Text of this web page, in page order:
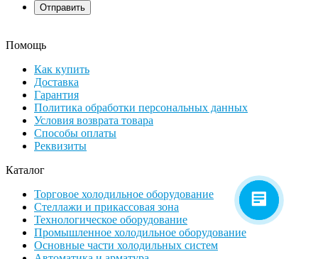
Помощь
Как купить
Доставка
Гарантия
Политика обработки персональных данных
Условия возврата товара
Способы оплаты
Реквизиты
Каталог
Торговое холодильное оборудование
Стеллажи и прикассовая зона
Технологическое оборудование
Промышленное холодильное оборудование
Основные части холодильных систем